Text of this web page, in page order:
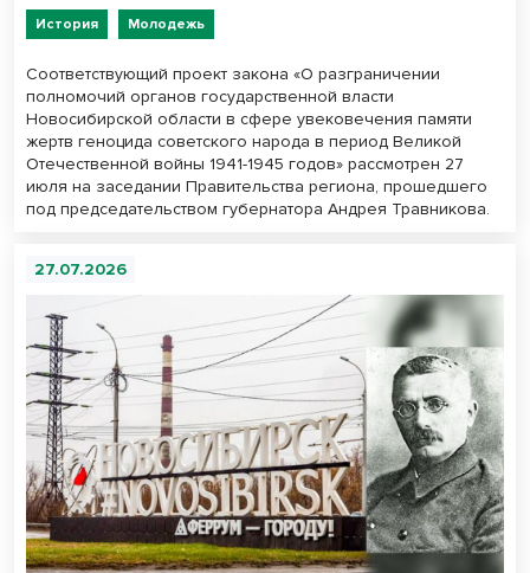
История Молодежь
Соответствующий проект закона «О разграничении
полномочий органов государственной власти
Новосибирской области в сфере увековечения памяти
жертв геноцида советского народа в период Великой
Отечественной войны 1941-1945 годов» рассмотрен 27
июля на заседании Правительства региона, прошедшего
под председательством губернатора Андрея Травникова.
27.07.2026